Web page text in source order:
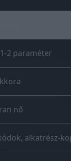
2 paraméter
nő
alkatrész-